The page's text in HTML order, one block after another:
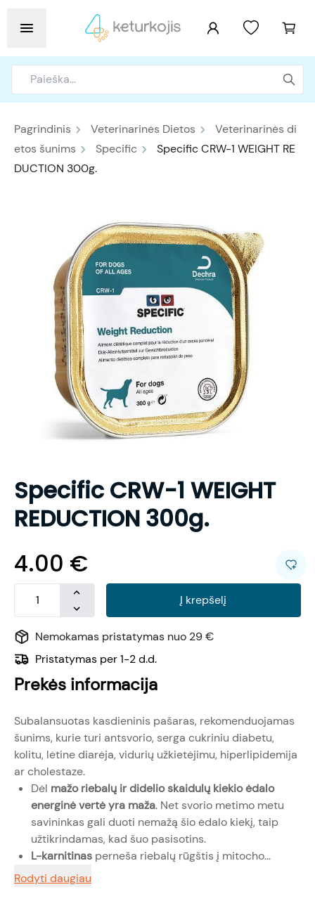
Pagrindinis Veterinarinės Dietos
Veterinarinės di
etos šunims
Specific
Specific CRW-1 WEIGHT RE
DUCTION 300g.
Specific CRW-1 WEIGHT
REDUCTION 300g.
4.00 €
Į krepšelį
Nemokamas pristatymas nuo 29 €
Pristatymas per 1-2 d.d.
Prekės informacija
Subalansuotas kasdieninis pašaras, rekomenduojamas
šunims, kurie turi antsvorio, serga cukriniu diabetu,
kolitu, lėtine diarėja, vidurių užkietėjimu, hiperlipidemija
ar cholestaze.
Dėl mažo riebalų ir didelio skaidulų kiekio ėdalo
energinė vertė yra maža. Net svorio metimo metu
savininkas gali duoti nemažą šio ėdalo kiekį, taip
užtikrindamas, kad šuo pasisotins.
L-karnitinas perneša riebalų rūgštis į mitocho...
Rodyti daugiau